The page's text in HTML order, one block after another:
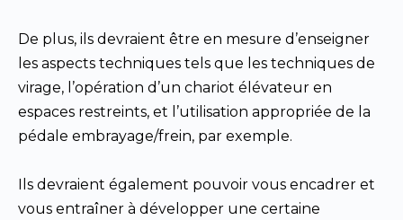
De plus, ils devraient être en mesure d’enseigner
les aspects techniques tels que les techniques de
virage, l’opération d’un chariot élévateur en
espaces restreints, et l’utilisation appropriée de la
pédale embrayage/frein, par exemple.
Ils devraient également pouvoir vous encadrer et
vous entraîner à développer une certaine